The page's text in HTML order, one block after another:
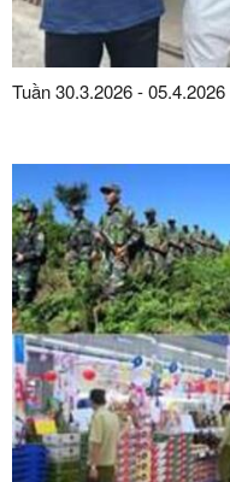
Tuần 30.3.2026 - 05.4.2026